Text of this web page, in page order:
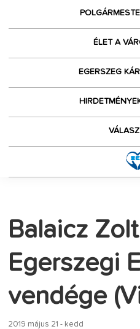
ÉLET A
EGERSZEG
Balaicz
Egerszegi
vendége
2019 május 21 - kedd